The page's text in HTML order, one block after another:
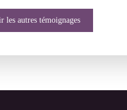
les autres témoignages